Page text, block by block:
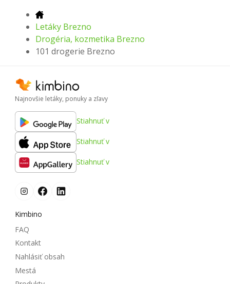
Letáky Brezno
Drogéria, kozmetika Brezno
101 drogerie Brezno
Najnovšie letáky, ponuky a zľavy
Stiahnuť v
Stiahnuť v
Stiahnuť v
Kimbino
FAQ
Kontakt
Nahlásiť obsah
Mestá